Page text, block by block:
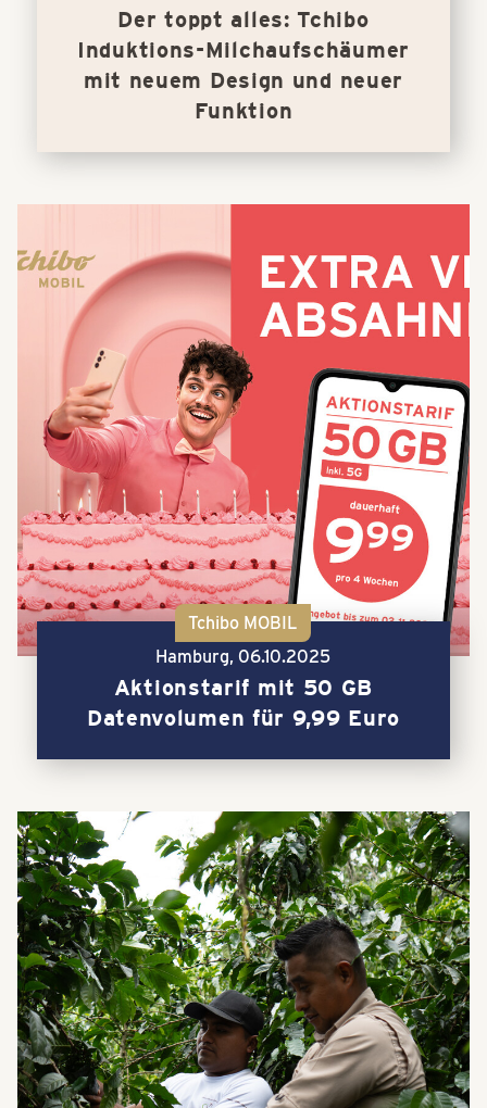
Der toppt alles: Tchibo
Induktions-Milchaufschäumer
mit neuem Design und neuer
Funktion
Tchibo MOBIL
Hamburg, 06.10.2025
Aktionstarif mit 50 GB
Datenvolumen für 9,99 Euro